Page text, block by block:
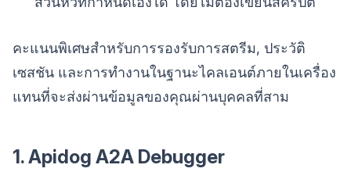
คะแนนพิเศษสำหรับการรองรับการสตรีม, ประวัติ
เซสชัน และการทำงานในฐานะไคลเอนต์ภายในเครื่อง
แทนที่จะส่งผ่านข้อมูลของคุณผ่านบุคคลที่สาม
1. Apidog A2A Debugger